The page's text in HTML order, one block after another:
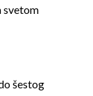
svetom
šestog